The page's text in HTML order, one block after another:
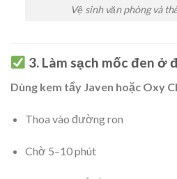
Vệ sinh văn phòng và
3. Làm sạch mốc đen ở
Dùng kem tẩy Javen hoặc Oxy
Thoa vào đường ron
Chờ 5–10 phút